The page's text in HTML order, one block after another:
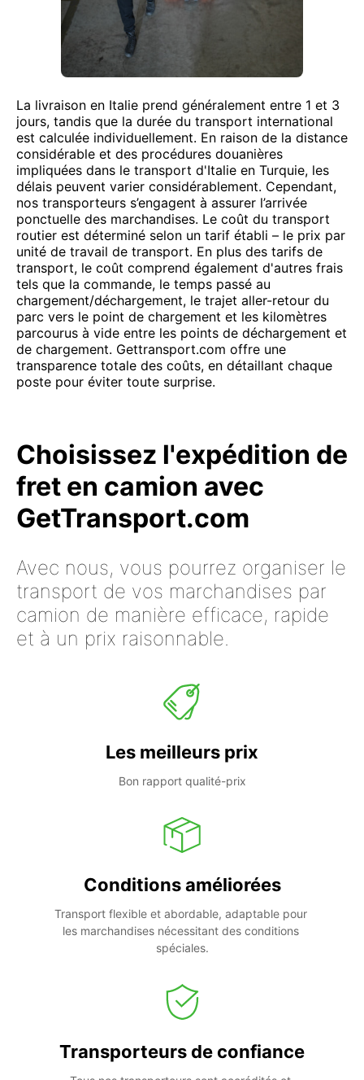
La livraison en Italie prend généralement entre 1 et 3
jours, tandis que la durée du transport international
est calculée individuellement. En raison de la distance
considérable et des procédures douanières
impliquées dans le transport d'Italie en Turquie, les
délais peuvent varier considérablement. Cependant,
nos transporteurs s’engagent à assurer l’arrivée
ponctuelle des marchandises. Le coût du transport
routier est déterminé selon un tarif établi – le prix par
unité de travail de transport. En plus des tarifs de
transport, le coût comprend également d'autres frais
tels que la commande, le temps passé au
chargement/déchargement, le trajet aller-retour du
parc vers le point de chargement et les kilomètres
parcourus à vide entre les points de déchargement et
de chargement. Gettransport.com offre une
transparence totale des coûts, en détaillant chaque
poste pour éviter toute surprise.
Choisissez l'expédition de
fret en camion avec
GetTransport.com
Avec nous, vous pourrez organiser le
transport de vos marchandises par
camion de manière efficace, rapide
et à un prix raisonnable.
Les meilleurs prix
Bon rapport qualité-prix
Conditions améliorées
Transport flexible et abordable, adaptable pour
les marchandises nécessitant des conditions
spéciales.
Transporteurs de confiance